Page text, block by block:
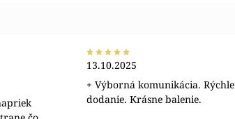
13.10.2025
+ Výborná komunikácia. Rýchle
dodanie. Krásne balenie.